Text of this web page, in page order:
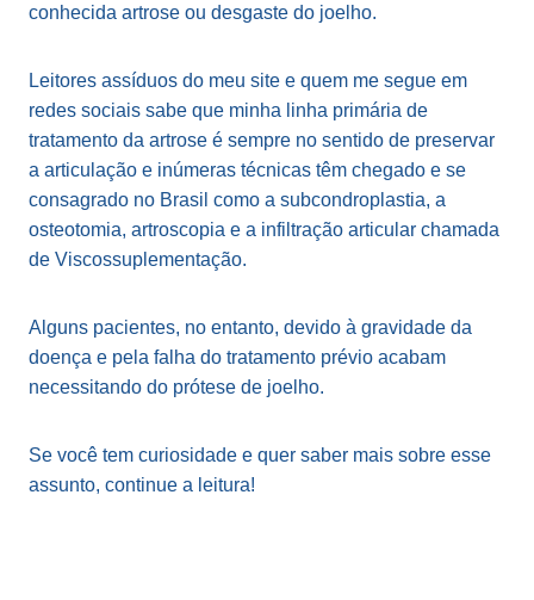
conhecida artrose ou desgaste do joelho.
Leitores assíduos do meu site e quem me segue em
redes sociais sabe que minha linha primária de
tratamento da artrose é sempre no sentido de preservar
a articulação e inúmeras técnicas têm chegado e se
consagrado no Brasil como a subcondroplastia, a
osteotomia, artroscopia e a infiltração articular chamada
de Viscossuplementação.
Alguns pacientes, no entanto, devido à gravidade da
doença e pela falha do tratamento prévio acabam
necessitando do prótese de joelho.
Se você tem curiosidade e quer saber mais sobre esse
assunto, continue a leitura!